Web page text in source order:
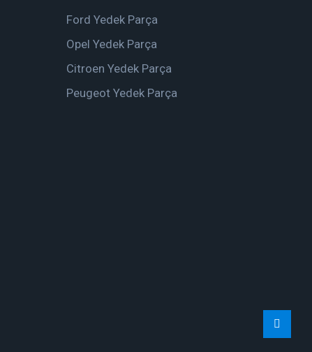
Ford Yedek Parça
Opel Yedek Parça
Citroen Yedek Parça
Peugeot Yedek Parça